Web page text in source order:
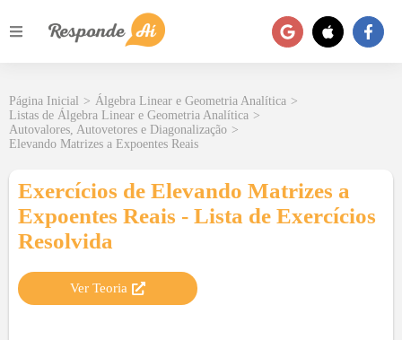
Página Inicial > Álgebra Linear e Geometria Analítica >
Listas de Álgebra Linear e Geometria Analítica >
Autovalores, Autovetores e Diagonalização >
Elevando Matrizes a Expoentes Reais
Exercícios de Elevando Matrizes a
Expoentes Reais - Lista de Exercícios
Resolvida
Ver Teoria